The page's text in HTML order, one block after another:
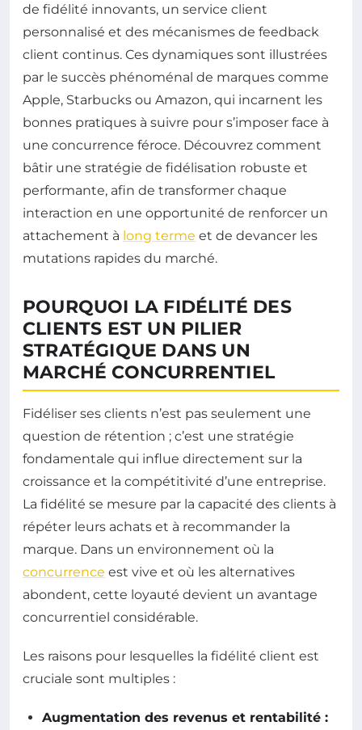
de fidélité innovants, un service client
personnalisé et des mécanismes de feedback
client continus. Ces dynamiques sont illustrées
par le succès phénoménal de marques comme
Apple, Starbucks ou Amazon, qui incarnent les
bonnes pratiques à suivre pour s’imposer face à
une concurrence féroce. Découvrez comment
bâtir une stratégie de fidélisation robuste et
performante, afin de transformer chaque
interaction en une opportunité de renforcer un
attachement à long terme et de devancer les
mutations rapides du marché.
POURQUOI LA FIDÉLITÉ DES
CLIENTS EST UN PILIER
STRATÉGIQUE DANS UN
MARCHÉ CONCURRENTIEL
Fidéliser ses clients n’est pas seulement une
question de rétention ; c’est une stratégie
fondamentale qui influe directement sur la
croissance et la compétitivité d’une entreprise.
La fidélité se mesure par la capacité des clients à
répéter leurs achats et à recommander la
marque. Dans un environnement où la
concurrence est vive et où les alternatives
abondent, cette loyauté devient un avantage
concurrentiel considérable.
Les raisons pour lesquelles la fidélité client est
cruciale sont multiples :
Augmentation des revenus et rentabilité :